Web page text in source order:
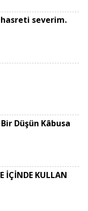
severim.
Düşün Kâbusa
İÇİNDE KULLAN